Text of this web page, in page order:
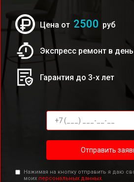
Цена от 2500 руб
Экспресс ремонт в
Гарантия до 3-х лет
Отправить
Нажимая на кнопку отправить я даю
моих персональных данных.